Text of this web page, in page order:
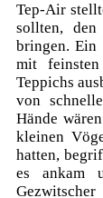
Tep-Air
sollten,
bringen. Ein
mit
Teppichs
von
Hände
kleinen
hatten,
es ankam